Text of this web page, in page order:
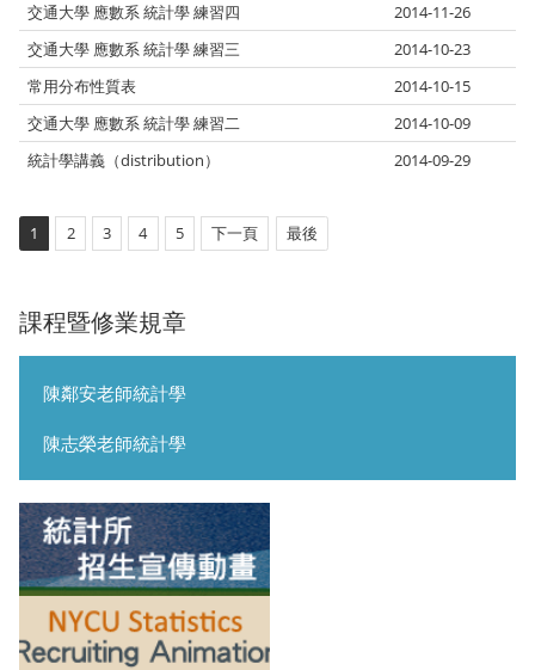
課程暨修業規章
陳鄰安老師統計學
陳志榮老師統計學
交通大學 應數系 統計學 練習四
2014-11-26
交通大學 應數系 統計學 練習三
2014-10-23
常用分布性質表
2014-10-15
交通大學 應數系 統計學 練習二
2014-10-09
統計學講義（distribution）
2014-09-29
1 2 3 4 5 下一頁 最後